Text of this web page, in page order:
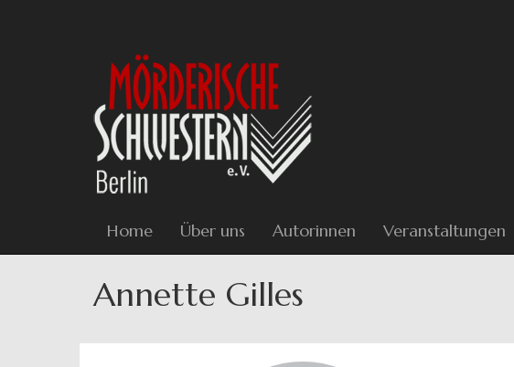
Home Über uns Autorinnen Veranstaltungen
Annette Gilles